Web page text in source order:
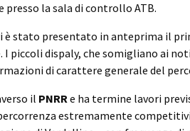
la sala di controllo ATB.
stato presentato in anteprima il
piccoli dispaly, che somigliano ai
di carattere generale del
il PNRRe ha termine lavori
estremamente competitivi